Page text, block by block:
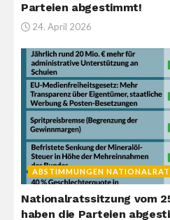
Parteien abgestimmt!
24. April 2026
ABSTIMMUNGEN NATIONALRAT
Nationalratssitzung vom
haben die Parteien